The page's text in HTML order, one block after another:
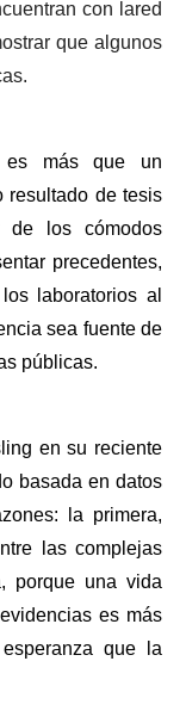
con lared
que algunos
es más que un
resultado de tesis
de los cómodos
precedentes,
laboratorios al
sea fuente de
públicas.
en su reciente
basada en datos
la primera,
las complejas
porque una vida
es más
que la